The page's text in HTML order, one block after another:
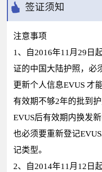
签证须知
注意事项
1、自2016年11月29日
证的中国大陆护照，必
更新个人信息EVUS 才
有效期不够2年的批到
EVUS后有效期内换发
也必须要重新登记
记类型。
2、自2014年11月12日